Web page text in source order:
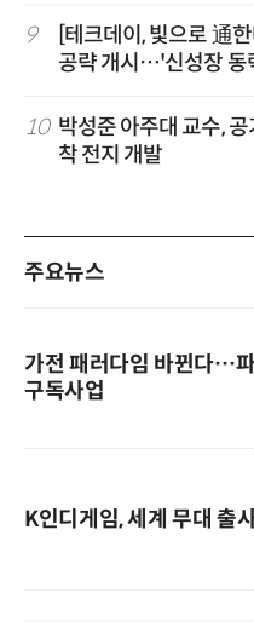
9
[테크데이, 빛으로 通
공략 개시…'신성장 동
10 박성준 아주대 교수,
착 전지 개발
주요뉴스
가전 패러다임 바뀐다…
구독사업
K인디게임, 세계 무대 출